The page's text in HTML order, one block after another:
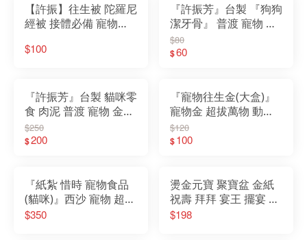
【許振】往生被 陀羅尼
經被 接體必備 寵物可
精緻紙紮
$100
『許振芳』台製 『狗狗
潔牙骨』 普渡 寵物 金
紙 紙紮 狗 貓 食物 罐頭
飼料
$80
$60
『許振芳』台製 貓咪零
食 肉泥 普渡 寵物 金紙
紙紮 狗 貓 食物 罐頭 飼
料
$250
$200
『寵物往生金(大盒)』
寵物金 超拔萬物 動物
往生 金紙 紙紮 罐頭 食
物
$120
$100
『紙紮 惜時 寵物食品
(貓咪)』西沙 寵物 超拔
萬物 動物往生 金紙 紙
$350
燙金元寶 聚寶盆 金紙
祝壽 拜拜 宴王 擺宴 敬
神 禮佛 祈福 還願 補運
$198